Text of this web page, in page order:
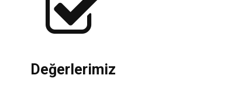
Değerlerimiz